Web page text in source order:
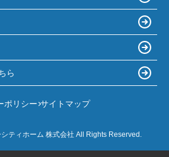
ら
ポリシー サイトマップ
ティホーム 株式会社 All Rights Reserved.